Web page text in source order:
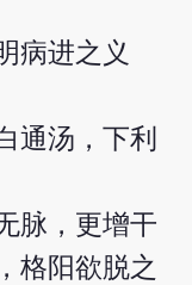
病进之义
通汤，下利
脉，更增干
格阳欲脱之